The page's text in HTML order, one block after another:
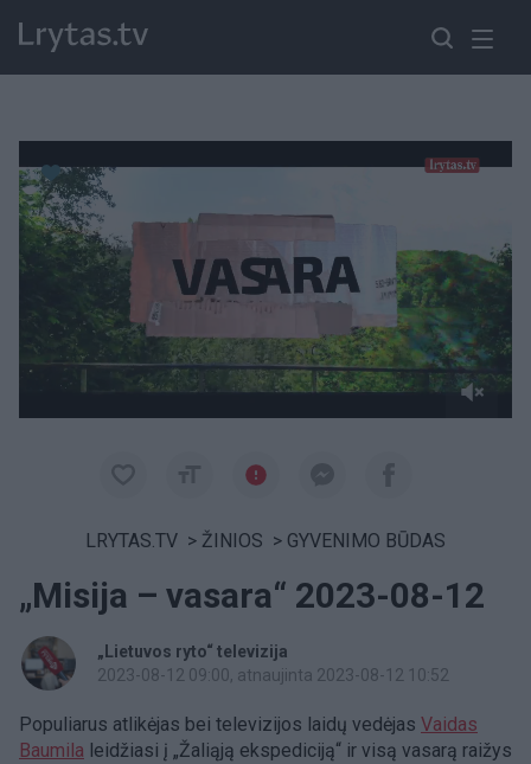
Paremkite Ukrainą
LRYTAS.TV > ŽINIOS > GYVENIMO BŪDAS
„Misija – vasara“ 2023-08-12
„Lietuvos ryto“ televizija
2023-08-12 09:00, atnaujinta 2023-08-12 10:52
Populiarus atlikėjas bei televizijos laidų vedėjas Vaidas
Baumila leidžiasi į „Žaliąją ekspediciją“ ir visą vasarą raižys